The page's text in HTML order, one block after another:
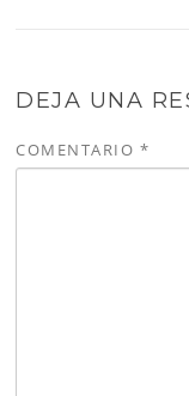
DEJA UNA
COMENTARIO *